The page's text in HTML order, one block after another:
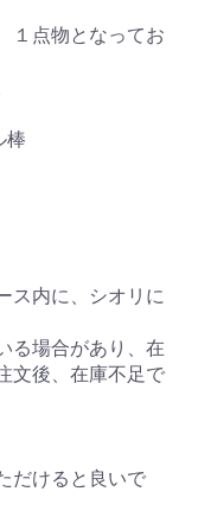
１点物となってお
棒
ス内に、シオリに
る場合があり、在
文後、在庫不足で
だけると良いで